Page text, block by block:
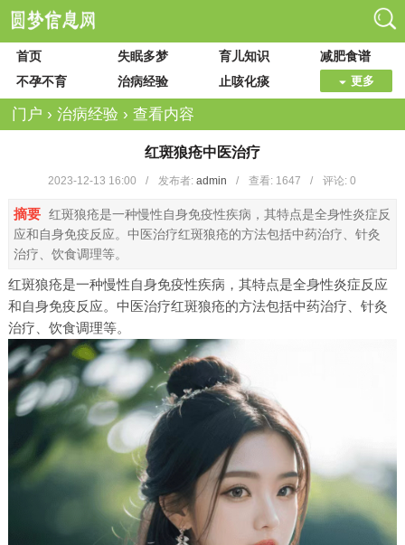
首页 失眠多梦 育儿知识
减肥食谱
不孕不育
治病经验 止咳化痰 更多
门户 › 治病经验 › 查看内容
红斑狼疮中医治疗
2023-12-13 16:00 / 发布者:admin / 查看: 1647 / 评论: 0
摘要 红斑狼疮是一种慢性自身免疫性疾病，其特点是全身性炎症反
应和自身免疫反应。中医治疗红斑狼疮的方法包括中药治疗、针灸
治疗、饮食调理等。
红斑狼疮是一种慢性自身免疫性疾病，其特点是全身性炎症反应
和自身免疫反应。中医治疗红斑狼疮的方法包括中药治疗、针灸
治疗、饮食调理等。